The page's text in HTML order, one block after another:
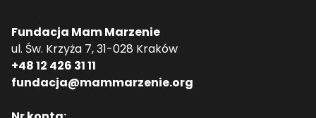
Fundacja Mam Marzenie
ul. Św. Krzyża 7, 31-028 Kraków
+48 12 426 31 11
fundacja@mammarzenie.org